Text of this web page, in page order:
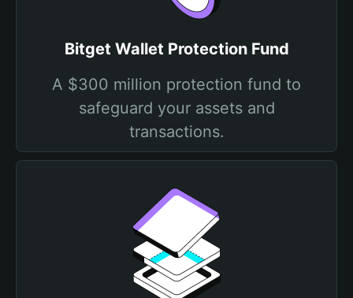
Bitget Wallet Protection Fund
A $300 million protection fund to
safeguard your assets and
transactions.